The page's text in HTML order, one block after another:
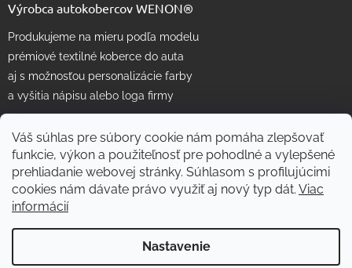
Váš súhlas pre súbory cookie nám pomáha zlepšovať
funkcie, výkon a použiteľnosť pre pohodlné a vylepšené
prehliadanie webovej stránky. Súhlasom s profilujúcimi
cookies nám dávate právo využiť aj nový typ dát. Viac
informácií
Nastavenie
Výrobca autokobercov WENON®
Produkujeme na mieru podľa modelu
prémiové textilné koberce do auta
aj s možnosťou personalizácie farby
a vyšitia nápisu alebo loga firmy